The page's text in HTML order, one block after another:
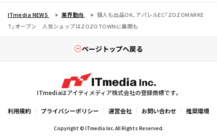
ITmedia NEWS 業界動向
個人も出品OK、アパレルEC「ZOZOMARKE
T」オープン 人気ショップはZOZOTOWNに展開も
ページトップへ戻る
ITmediaはアイティメディア株式会社の登録商標です。
利用規約 プライバシーポリシー 運営会社 お問い合わせ 推奨環境
Copyright © ITmedia Inc. All Rights Reserved.